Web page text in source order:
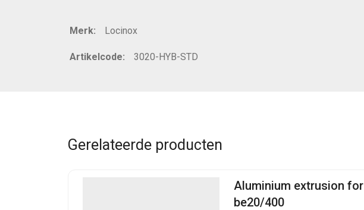
Merk: Locinox
Artikelcode: 3020-HYB-STD
Gerelateerde producten
Aluminium extrusion for
be20/400